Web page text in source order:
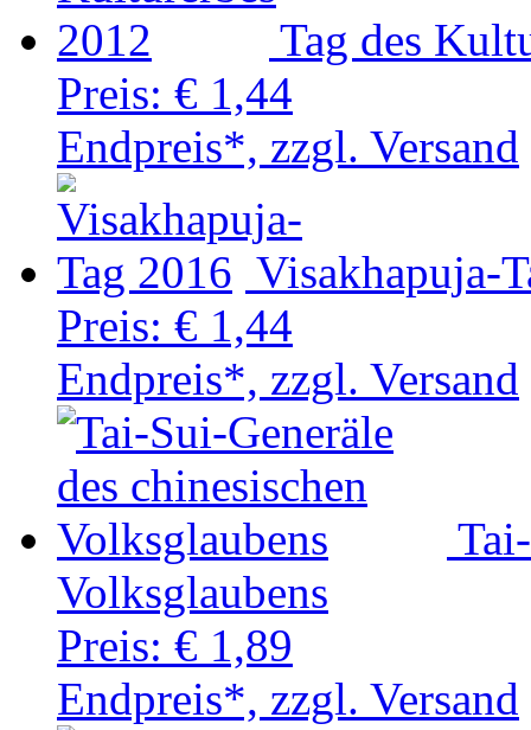
Tag des
Preis: € 1,44
Endpreis*, zzgl. Versand
Visakhapuja-
Preis: € 1,44
Endpreis*, zzgl. Versand
Volksglaubens
Preis: € 1,89
Endpreis*, zzgl. Versand